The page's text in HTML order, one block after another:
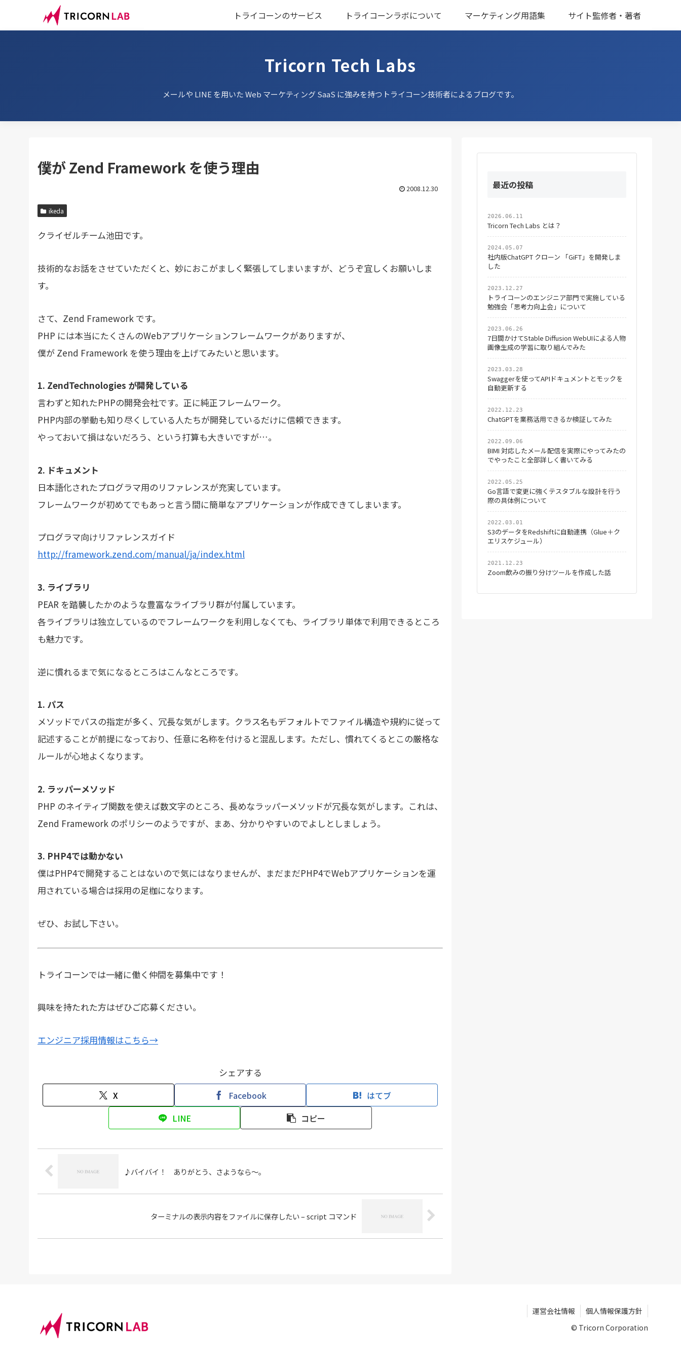
トライコーンのサービス トライコーンラボについて マーケティング用語集 サイト監修者・著者
Tricorn Tech Labs
メールや LINE を用いた Web マーケティング SaaS に強みを持つ トライコーン技術者によるブログです。
僕が Zend Framework を使う理由
2008.12.30
ikeda
クライゼルチーム池田です。
技術的なお話をさせていただくと、妙におこがましく緊張してしまいますが、どうぞ宜しくお願いしま
す。
さて、Zend Framework です。
PHP には本当にたくさんのWebアプリケーションフレームワークがありますが、
僕が Zend Framework を使う理由を上げてみたいと思います。
1. ZendTechnologies が開発している
言わずと知れたPHPの開発会社です。正に純正フレームワーク。
PHP内部の挙動も知り尽くしている人たちが開発しているだけに信頼できます。
やっておいて損はないだろう、という打算も大きいですが…。
2. ドキュメント
日本語化されたプログラマ用のリファレンスが充実しています。
フレームワークが初めてでもあっと言う間に簡単なアプリケーションが作成できてしまいます。
プログラマ向けリファレンスガイド
http://framework.zend.com/manual/ja/index.html
3. ライブラリ
PEAR を踏襲したかのような豊富なライブラリ群が付属しています。
各ライブラリは独立しているのでフレームワークを利用しなくても、ライブラリ単体で利用できるところ
も魅力です。
逆に慣れるまで気になるところはこんなところです。
1. パス
メソッドでパスの指定が多く、冗長な気がします。クラス名もデフォルトでファイル構造や規約に従って
記述することが前提になっており、任意に名称を付けると混乱します。ただし、慣れてくるとこの厳格な
ルールが心地よくなります。
2. ラッパーメソッド
PHP のネイティブ関数を使えば数文字のところ、長めなラッパーメソッドが冗長な気がします。これは、
Zend Framework のポリシーのようですが、まあ、分かりやすいのでよしとしましょう。
3. PHP4では動かない
僕はPHP4で開発することはないので気にはなりませんが、まだまだPHP4でWebアプリケーションを運
用されている場合は採用の足枷になります。
ぜひ、お試し下さい。
トライコーンでは一緒に働く仲間を募集中です！
興味を持たれた方はぜひご応募ください。
エンジニア採用情報はこちら→
シェアする
X Facebook
はてブ
LINE
コピー
♪バイバイ！ ありがとう、さようなら～。
ターミナルの表示内容をファイルに保存したい – script コマンド
最近の投稿
2026.06.11
Tricorn Tech Labs とは？
2024.05.07
社内版ChatGPT クローン 「GiFT」を開発しま
した
2023.12.27
トライコーンのエンジニア部門で実施している
勉強会「思考力向上会」について
2023.06.26
7日間かけてStable Diffusion WebUIによる人物
画像生成の学習に取り組んでみた
2023.03.28
Swaggerを使ってAPIドキュメントとモックを
自動更新する
2022.12.23
ChatGPTを業務活用できるか検証してみた
2022.09.06
BIMI 対応したメール配信を実際にやってみたの
でやったこと全部詳しく書いてみる
2022.05.25
Go言語で変更に強くテスタブルな設計を行う
際の具体例について
2022.03.01
S3のデータをRedshiftに自動連携（Glue＋ク
エリスケジュール）
2021.12.23
Zoom飲みの振り分けツールを作成した話
運営会社情報
個人情報保護方針
© Tricorn Corporation